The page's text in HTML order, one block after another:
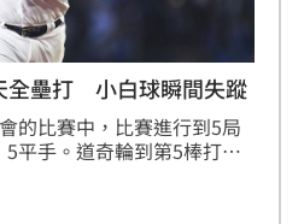
全壘打 小白球瞬間失蹤
的比賽中，比賽進行到5局
平手。道奇輪到第5棒打者
線快速球，揮出一記飛行時